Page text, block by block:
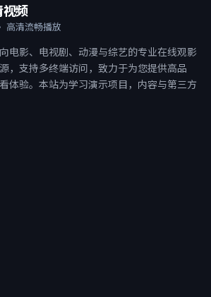
频
高清流畅播放
电影、电视剧、动漫与综艺的专业在线观影
，支持多终端访问，致力于为您提供高品
体验。本站为学习演示项目，内容与第三方